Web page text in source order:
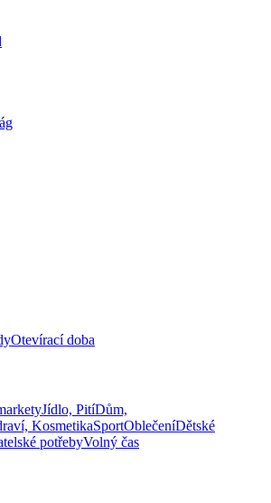
Otevírací doba
Jídlo, PitíDům,
KosmetikaSportOblečeníDětské
potřebyVolný čas